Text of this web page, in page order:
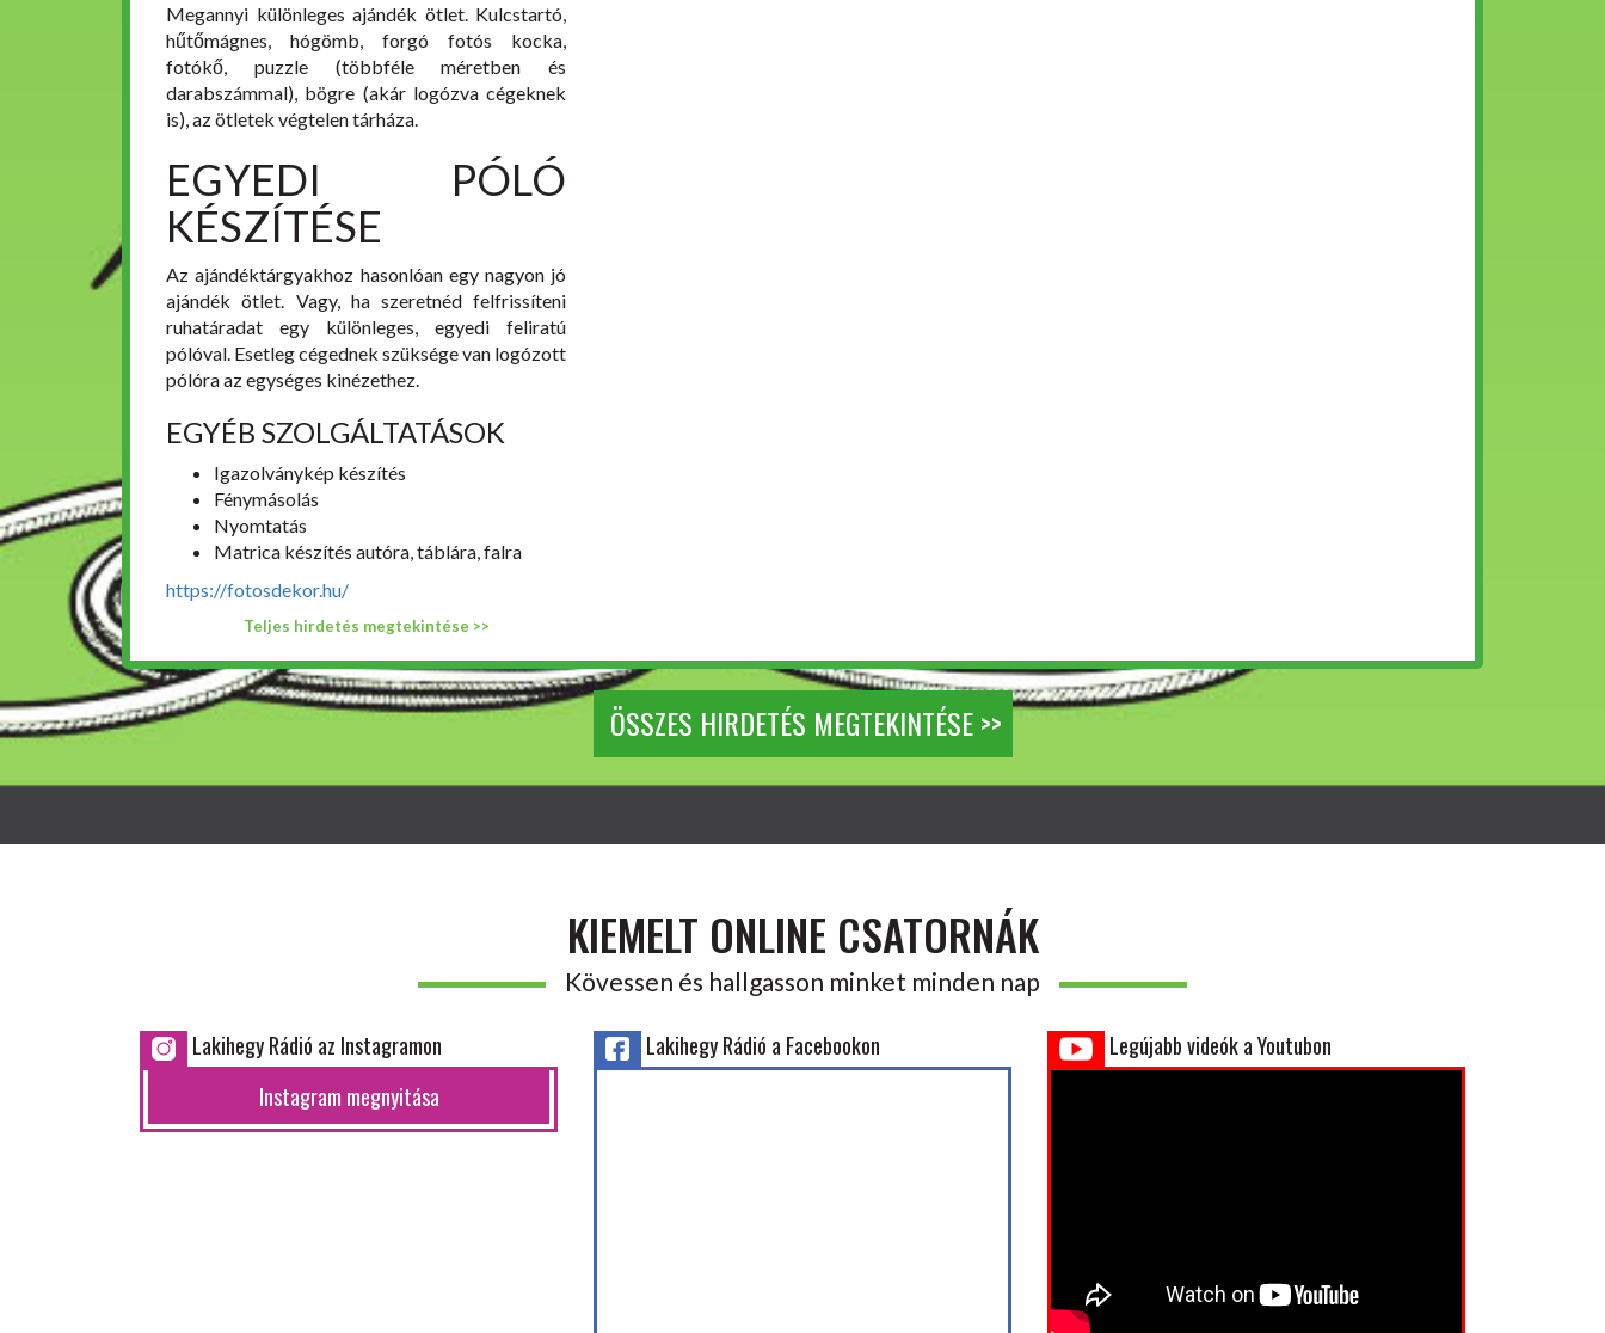
Megannyi különleges ajándék ötlet. Kulcstartó,
hűtőmágnes, hógömb, forgó fotós kocka,
fotókő, puzzle (többféle méretben és
darabszámmal), bögre (akár logózva cégeknek
is), az ötletek végtelen tárháza.
EGYEDI PÓLÓ
KÉSZÍTÉSE
Az ajándéktárgyakhoz hasonlóan egy nagyon jó
ajándék ötlet. Vagy, ha szeretnéd felfrissíteni
ruhatáradat egy különleges, egyedi feliratú
pólóval. Esetleg cégednek szüksége van logózott
pólóra az egységes kinézethez.
EGYÉB SZOLGÁLTATÁSOK
Igazolványkép készítés
Fénymásolás
Nyomtatás
Matrica készítés autóra, táblára, falra
https://fotosdekor.hu/
Teljes hirdetés megtekintése >>
ÖSSZES HIRDETÉS MEGTEKINTÉSE >>
KIEMELT ONLINE CSATORNÁK
Kövessen és hallgasson minket minden nap
Lakihegy Rádió az Instagramon
Instagram megnyitása
Lakihegy Rádió a Facebookon Legújabb videók a Youtubon